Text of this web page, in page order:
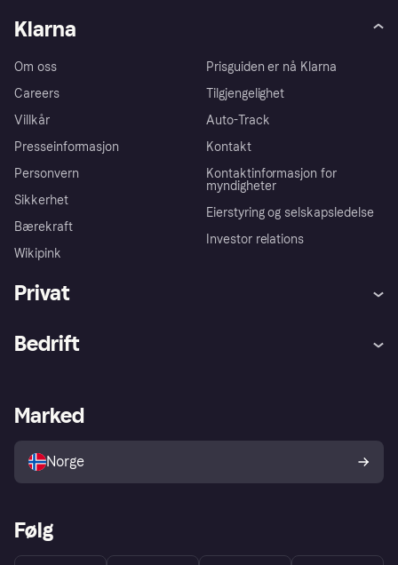
Klarna
Om oss
Careers
Villkår
Presseinformasjon
Personvern
Sikkerhet
Bærekraft
Wikipink
Prisguiden er nå Klarna
Tilgjengelighet
Auto-Track
Kontakt
Kontaktinformasjon for
myndigheter
Eierstyring og selskapsledelse
Investor relations
Privat
Utforsk butikker
Bedrift
Merchant portal
Marked
Norge
Følg